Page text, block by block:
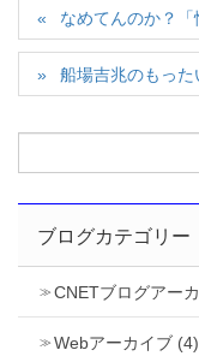
なめてんのか？
船場吉兆のもっ
ブログカテゴリー
CNETブログアー
Webアーカイブ (4)